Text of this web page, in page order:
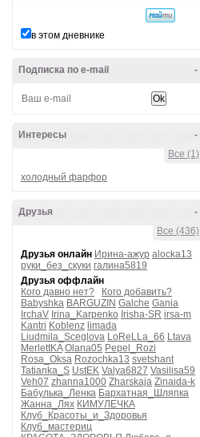
в этом дневнике
-
Подписка по e-mail
-
Интересы
Все (1)
холодный фарфор
-
Друзья
Все (436)
Друзья онлайн Ирина-ажур alocka13
руки_без_скуки галина5819
Друзья оффлайн
Кого давно нет?
Кого добавить?
Babyshka BARGUZIN Galche Gania
IrchaV Irina_Karpenko Irisha-SR irsa-m
Kantri Koblenz limada
Liudmila_Sceglova LoReLLa_66 Ltava
MerlettKA Olana05 Pepel_Rozi
Rosa_Oksa Rozochka13 svetshant
Tatianka_S UstEK Valya6827 Vasilisa59
Veh07 zhanna1000 Zharskaja Zinaida-k
Бабулька_Ленка Бархатная_Шляпка
Жанна_Лях КИМУЛЕЧКА
Клуб_Красоты_и_Здоровья
Клуб_мастериц